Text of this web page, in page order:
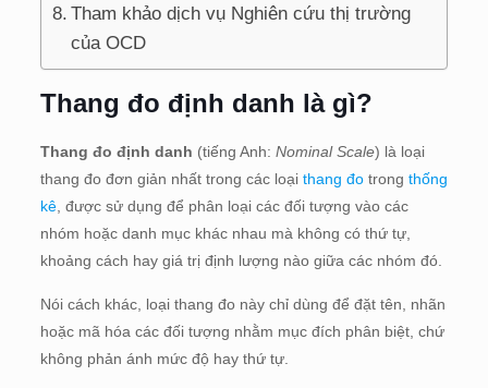
Tham khảo dịch vụ Nghiên cứu thị trường
của OCD
Thang đo định danh là gì?
Thang đo định danh (tiếng Anh: Nominal Scale) là loại
thang đo đơn giản nhất trong các loại thang đotrong thống
kê, được sử dụng để phân loại các đối tượng vào các
nhóm hoặc danh mục khác nhau mà không có thứ tự,
khoảng cách hay giá trị định lượng nào giữa các nhóm đó.
Nói cách khác, loại thang đo này chỉ dùng để đặt tên, nhãn
hoặc mã hóa các đối tượng nhằm mục đích phân biệt, chứ
không phản ánh mức độ hay thứ tự.